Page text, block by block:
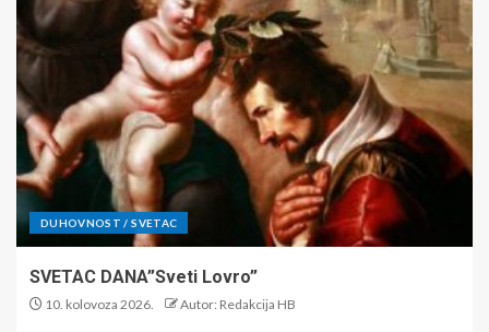
DUHOVNOST / SVETAC
SVETAC DANA”Sveti Lovro”
10. kolovoza 2026. Autor: Redakcija HB